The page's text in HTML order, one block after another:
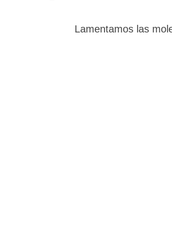
Lamentamos las